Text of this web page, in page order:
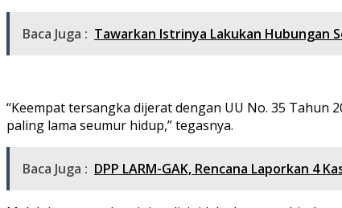
Baca Juga : Tawarkan Istrinya Lakukan Hubungan
“Keempat tersangka dijerat dengan UU No. 35 Tahun
paling lama seumur hidup,” tegasnya.
Baca Juga : DPP LARM-GAK, Rencana Laporkan 4